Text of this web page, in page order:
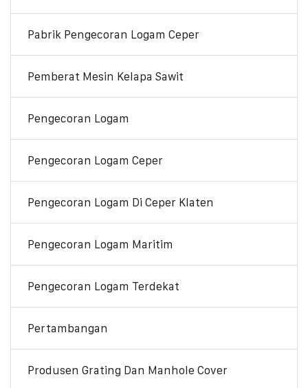
Pabrik Pengecoran Logam Ceper
Pemberat Mesin Kelapa Sawit
Pengecoran Logam
Pengecoran Logam Ceper
Pengecoran Logam Di Ceper Klaten
Pengecoran Logam Maritim
Pengecoran Logam Terdekat
Pertambangan
Produsen Grating Dan Manhole Cover